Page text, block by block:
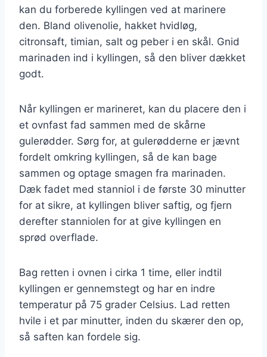
kan du forberede kyllingen ved at marinere
den. Bland olivenolie, hakket hvidløg,
citronsaft, timian, salt og peber i en skål. Gnid
marinaden ind i kyllingen, så den bliver dækket
godt.
Når kyllingen er marineret, kan du placere den i
et ovnfast fad sammen med de skårne
gulerødder. Sørg for, at gulerødderne er jævnt
fordelt omkring kyllingen, så de kan bage
sammen og optage smagen fra marinaden.
Dæk fadet med stanniol i de første 30 minutter
for at sikre, at kyllingen bliver saftig, og fjern
derefter stanniolen for at give kyllingen en
sprød overflade.
Bag retten i ovnen i cirka 1 time, eller indtil
kyllingen er gennemstegt og har en indre
temperatur på 75 grader Celsius. Lad retten
hvile i et par minutter, inden du skærer den op,
så saften kan fordele sig.